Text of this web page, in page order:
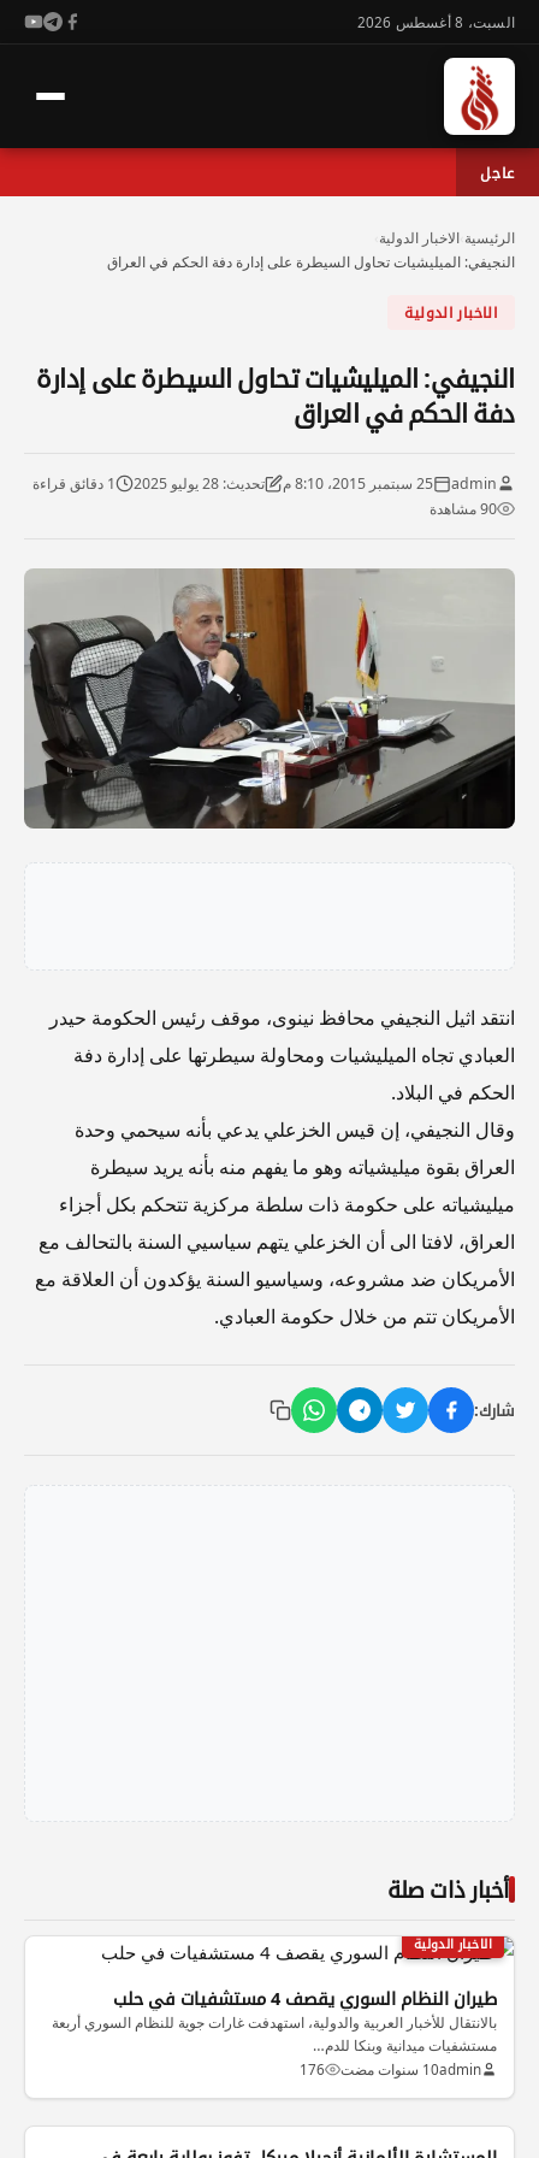
السبت، 8 أغسطس 2026
عاجل
الرئيسية الاخبار الدولية
النجيفي: الميليشيات تحاول السيطرة على إدارة دفة الحكم في العراق
الاخبار الدولية
النجيفي: الميليشيات تحاول السيطرة على إدارة
دفة الحكم في العراق
admin 25 سبتمبر 2015، 8:10 م تحديث: 28 يوليو 2025
1 دقائق قراءة
90 مشاهدة
انتقد اثيل النجيفي محافظ نينوى، موقف رئيس الحكومة حيدر
العبادي تجاه الميليشيات ومحاولة سيطرتها على إدارة دفة
الحكم في البلاد.
وقال النجيفي، إن قيس الخزعلي يدعي بأنه سيحمي وحدة
العراق بقوة ميليشياته وهو ما يفهم منه بأنه يريد سيطرة
ميليشياته على حكومة ذات سلطة مركزية تتحكم بكل أجزاء
العراق، لافتا الى أن الخزعلي يتهم سياسيي السنة بالتحالف مع
الأمريكان ضد مشروعه، وسياسيو السنة يؤكدون أن العلاقة مع
الأمريكان تتم من خلال حكومة العبادي.
شارك:
أخبار ذات صلة
الاخبار الدولية
طيران النظام السوري يقصف 4 مستشفيات في حلب
بالانتقال للأخبار العربية والدولية، استهدفت غارات جوية للنظام السوري أربعة
مستشفيات ميدانية وبنكا للدم…
admin10 سنوات مضت 176